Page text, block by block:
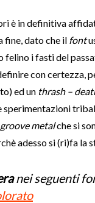
è in definitiva
fine, dato che il font
i fasti del
con certezza,
ed un thrash –
sperimentazioni
groove metalche si
adesso si (ri)fa la
nei seguenti